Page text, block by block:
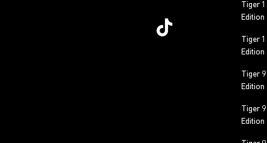
Tiger
Edition
Tiger
Edition
Tiger
Edition
Tiger
Edition